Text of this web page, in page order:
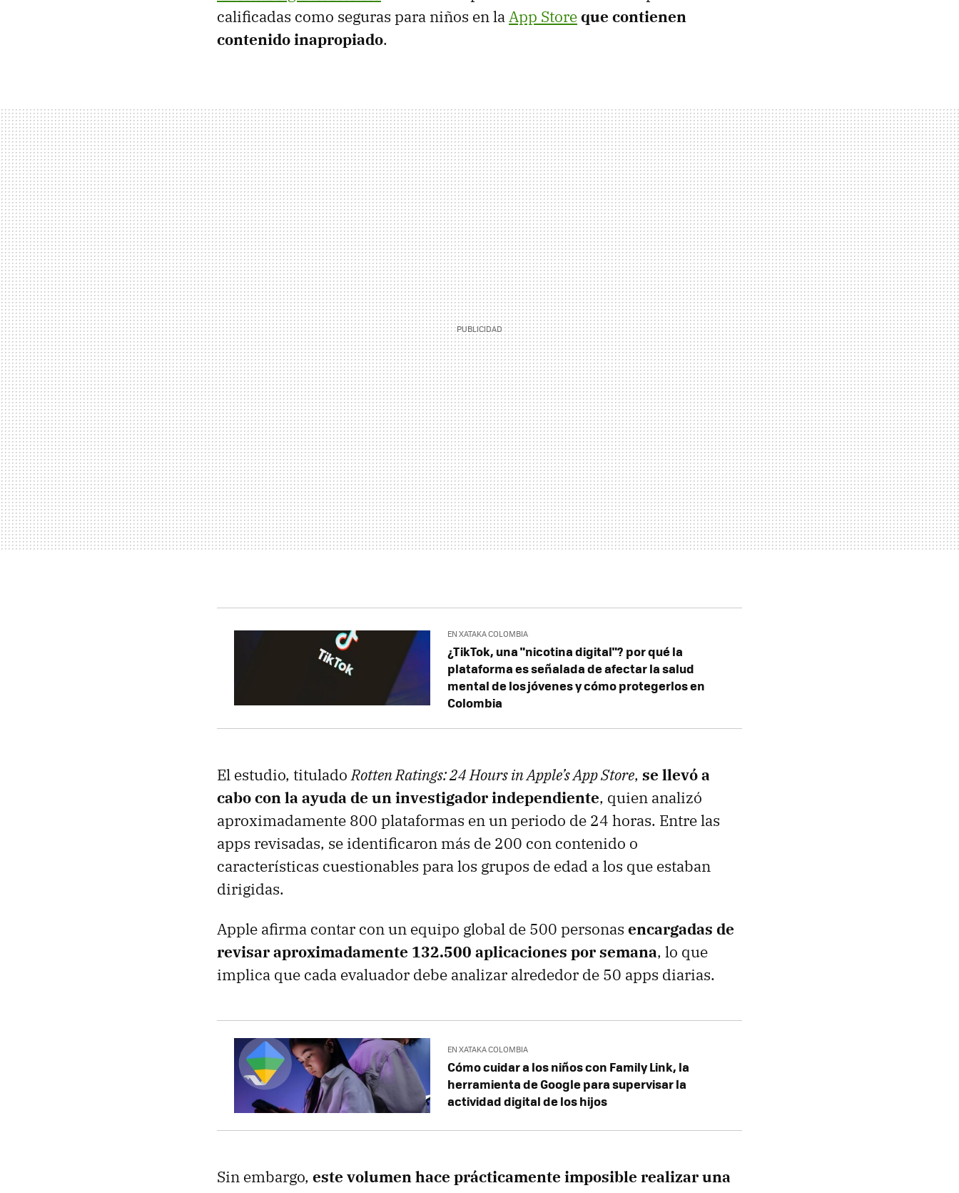
calificadas como seguras para niños en laApp Storeque contienen
contenido inapropiado.
EN XATAKA COLOMBIA
¿TikTok, una "nicotina digital"? por qué la
plataforma es señalada de afectar la salud
mental de los jóvenes y cómo protegerlos en
Colombia
El estudio, tituladoRotten Ratings: 24 Hours in Apple’s App Store, se llevó a
cabo con la ayuda de un investigador independiente, quien analizó
aproximadamente 800 plataformas en un periodo de 24 horas. Entre las
apps revisadas, se identificaron más de 200 con contenido o
características cuestionables para los grupos de edad a los que estaban
dirigidas.
Apple afirma contar con un equipo global de 500 personas encargadas de
revisar aproximadamente 132.500 aplicaciones por semana, lo que
implica que cada evaluador debe analizar alrededor de 50 apps diarias.
EN XATAKA COLOMBIA
Cómo cuidar a los niños con Family Link, la
herramienta de Google para supervisar la
actividad digital de los hijos
Sin embargo, este volumen hace prácticamente imposible realizar una